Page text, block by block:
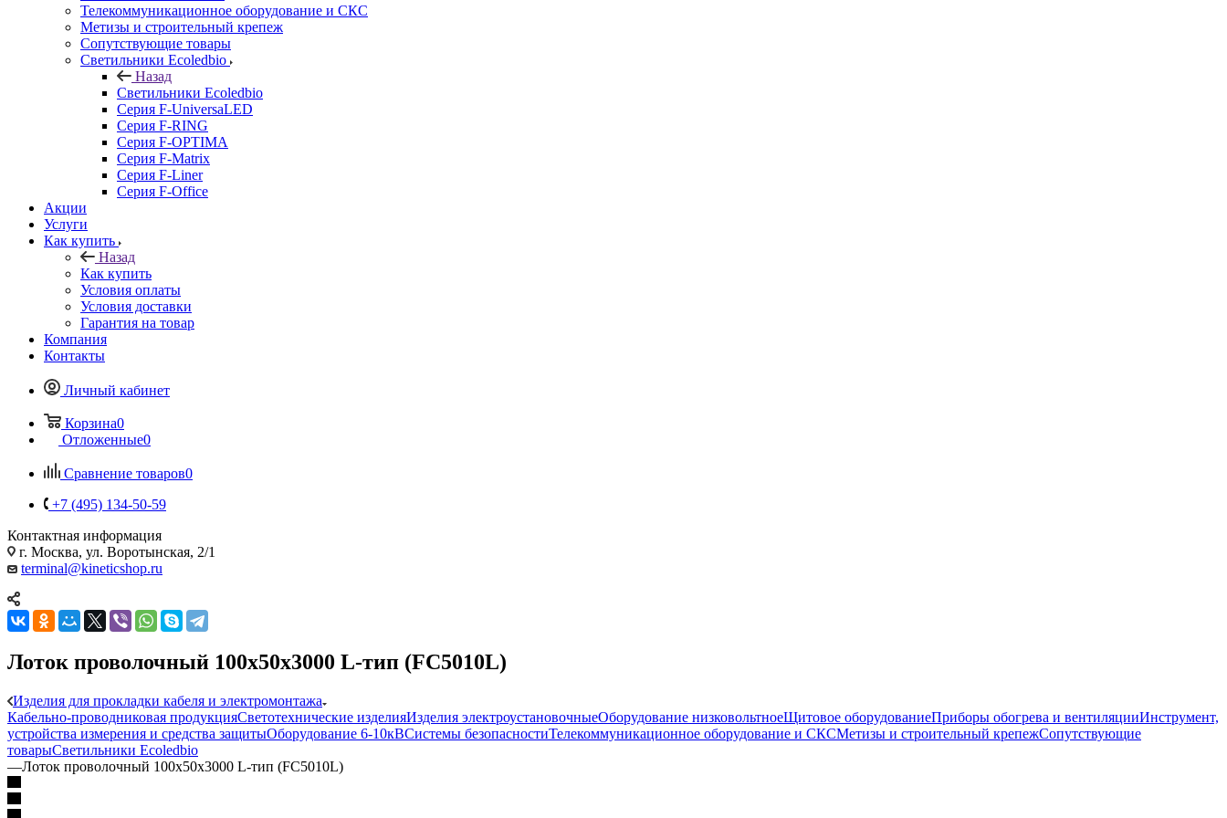
Телекоммуникационное оборудование и СКС
Метизы и строительный крепеж
Сопутствующие товары
Светильники Ecoledbio
Назад
Светильники Ecoledbio
Серия F-UniversaLED
Серия F-RING
Серия F-OPTIMA
Серия F-Matrix
Серия F-Liner
Серия F-Office
Акции
Услуги
Как купить
Назад
Как купить
Условия оплаты
Условия доставки
Гарантия на товар
Компания
Контакты
Личный кабинет
Корзина0
Отложенные0
Сравнение товаров0
+7 (495) 134-50-59
Контактная информация
г. Москва, ул. Воротынская, 2/1
terminal@kineticshop.ru
Лоток проволочный 100х50х3000 L-тип (FC5010L)
Изделия для прокладки кабеля и электромонтажа
Кабельно-проводниковая продукцияСветотехнические изделияИзделия электроустановочныеОборудование низковольтноеЩитовое оборудованиеПриборы обогрева и вентиляцииИнструмент,
устройства измерения и средства защитыОборудование 6-10кВСистемы безопасностиТелекоммуникационное оборудование и СКСМетизы и строительный крепежСопутствующие
товарыСветильники Ecoledbio
—Лоток проволочный 100х50х3000 L-тип (FC5010L)